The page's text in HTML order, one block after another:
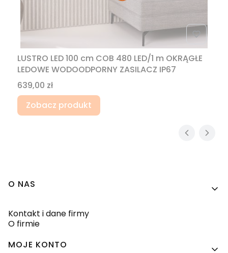
LUSTRO LED 100 cm COB 480 LED/1 m OKRĄGŁE
LEDOWE WODOODPORNY ZASILACZ IP67
Cena
639,00 zł
Zobacz produkt
Linki w stopce
O NAS
Kontakt i dane firmy
O firmie
MOJE KONTO